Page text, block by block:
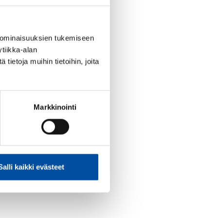
tukemiseen
alan
tietoja muihin tietoihin, joita
Markkinointi
kaikki evästeet